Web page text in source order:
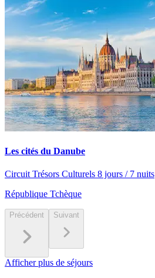
Les cités du Danube
Circuit Trésors Culturels 8 jours / 7 nuits
République Tchèque
Précédent Suivant
Afficher plus de séjours